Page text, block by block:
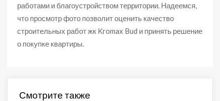
работами и благоустройством территории. Надеемся,
что просмотр фото позволит оценить качество
строительных работ жк Kromax Bud и принять решение
о покупке квартиры.
Смотрите также